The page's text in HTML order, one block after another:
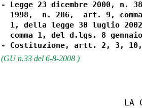
- Legge 23 dicembre 2000, n.
1998,  n. 286,  art. 9,
1, della legge 30 luglio
comma 1, del d.lgs. 8
(GU n.33 del 6-8-2008 )
LA